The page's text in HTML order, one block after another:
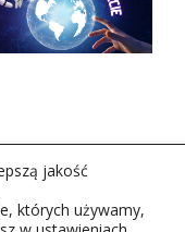
jakość
których używamy,